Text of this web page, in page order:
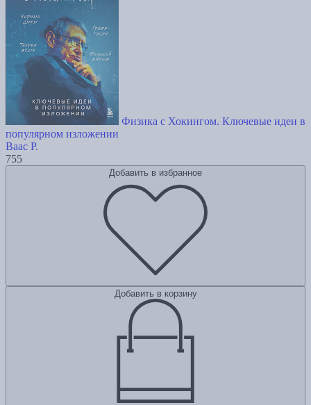
Физика с Хокингом. Ключевые идеи в
популярном изложении
Ваас Р.
755
Добавить в избранное
Добавить в корзину